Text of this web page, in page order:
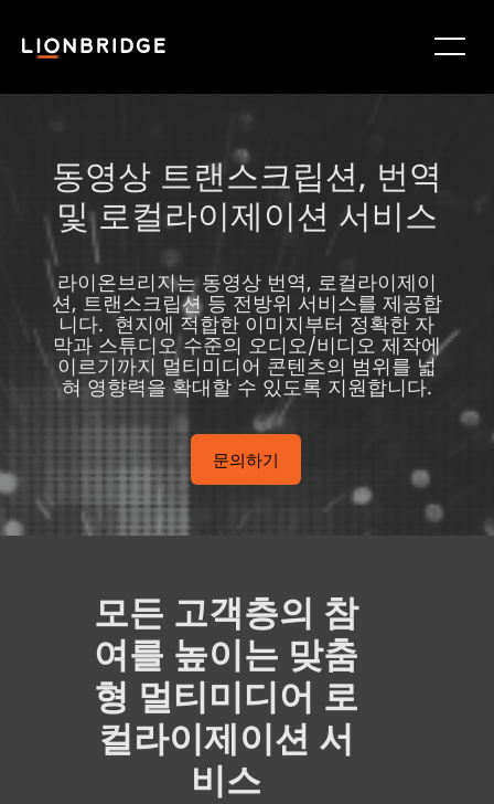
동영상 트랜스크립션, 번역
및 로컬라이제이션 서비스
라이온브리지는 동영상 번역, 로컬라이제이
션, 트랜스크립션 등 전방위 서비스를 제공합
니다. 현지에 적합한 이미지부터 정확한 자
막과 스튜디오 수준의 오디오/비디오 제작에
이르기까지 멀티미디어 콘텐츠의 범위를 넓
혀 영향력을 확대할 수 있도록 지원합니다.
문의하기
모든 고객층의 참
여를 높이는 맞춤
형 멀티미디어 로
컬라이제이션 서
비스